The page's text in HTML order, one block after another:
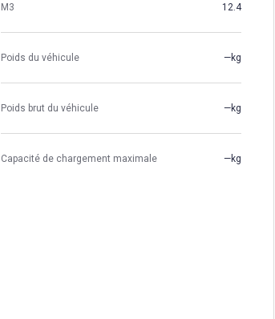
M3 12.4
Poids du véhicule —kg
Poids brut du véhicule —kg
Capacité de chargement maximale —kg